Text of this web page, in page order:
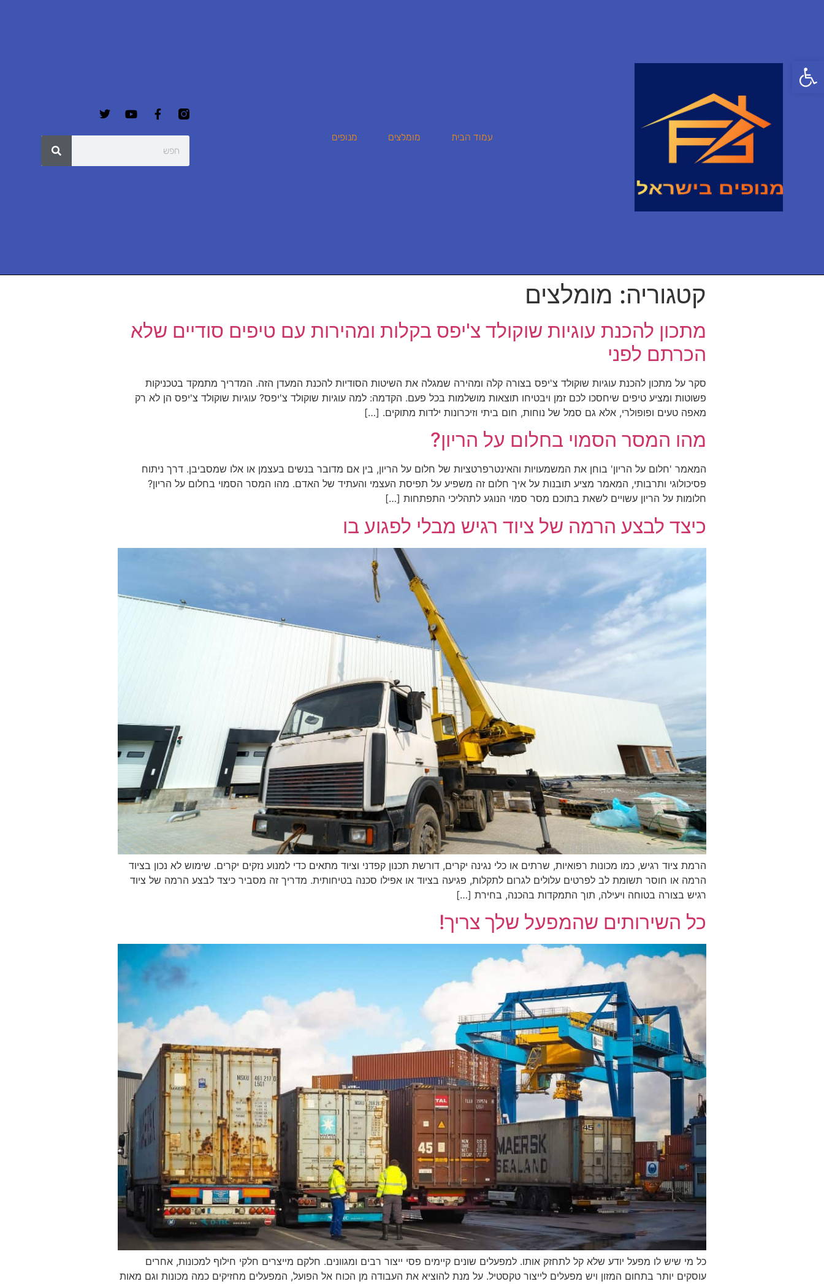
עמוד הבית מומלצים מנופים
קטגוריה: מומלצים
מתכון להכנת עוגיות שוקולד צ'יפס בקלות ומהירות עם טיפים סודיים שלא
הכרתם לפני
סקר על מתכון להכנת עוגיות שוקולד צ'יפס בצורה קלה ומהירה שמגלה את השיטות הסודיות להכנת המעדן הזה. המדריך מתמקד בטכניקות
פשוטות ומציע טיפים שיחסכו לכם זמן ויבטיחו תוצאות מושלמות בכל פעם. הקדמה: למה עוגיות שוקולד צ'יפס? עוגיות שוקולד צ'יפס הן לא רק
מאפה טעים ופופולרי, אלא גם סמל של נוחות, חום ביתי וזיכרונות ילדות מתוקים. […]
מהו המסר הסמוי בחלום על הריון?
המאמר 'חלום על הריון' בוחן את המשמעויות והאינטרפרטציות של חלום על הריון, בין אם מדובר בנשים בעצמן או אלו שמסביבן. דרך ניתוח
פסיכולוגי ותרבותי, המאמר מציע תובנות על איך חלום זה משפיע על תפיסת העצמי והעתיד של האדם. מהו המסר הסמוי בחלום על הריון?
חלומות על הריון עשויים לשאת בתוכם מסר סמוי הנוגע לתהליכי התפתחות […]
כיצד לבצע הרמה של ציוד רגיש מבלי לפגוע בו
הרמת ציוד רגיש, כמו מכונות רפואיות, שרתים או כלי נגינה יקרים, דורשת תכנון קפדני וציוד מתאים כדי למנוע נזקים יקרים. שימוש לא נכון בציוד
הרמה או חוסר תשומת לב לפרטים עלולים לגרום לתקלות, פגיעה בציוד או אפילו סכנה בטיחותית. מדריך זה מסביר כיצד לבצע הרמה של ציוד
רגיש בצורה בטוחה ויעילה, תוך התמקדות בהכנה, בחירת […]
כל השירותים שהמפעל שלך צריך!
כל מי שיש לו מפעל יודע שלא קל לתחזק אותו. למפעלים שונים קיימים פסי ייצור רבים ומגוונים. חלקם מייצרים חלקי חילוף למכונות, אחרים
עוסקים יותר בתחום המזון ויש מפעלים לייצור טקסטיל. על מנת להוציא את העבודה מן הכוח אל הפועל, המפעלים מחזיקים כמה מכונות וגם מאות
פתח סרגל נגישות